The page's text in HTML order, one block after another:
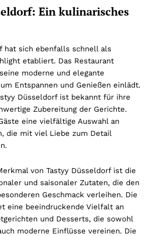
Ein kulinarisches
hat sich ebenfalls schnell als
etabliert. Das Restaurant
moderne und elegante
Entspannen und Genießen einlädt.
Düsseldorf ist bekannt für ihre
Zubereitung der Gerichte.
eine vielfältige Auswahl an
die mit viel Liebe zum Detail
von Tastyy Düsseldorf ist die
und saisonaler Zutaten, die den
Geschmack verleihen. Die
eine beeindruckende Vielfalt an
und Desserts, die sowohl
moderne Einflüsse vereinen. Die